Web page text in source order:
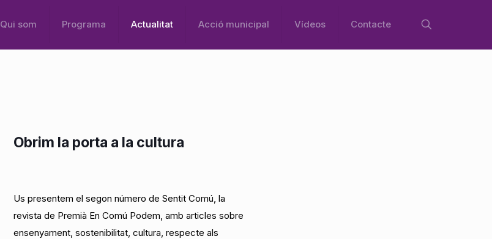
Qui som Programa Actualitat Acció municipal Vídeos Contacte
Obrim la porta a la cultura
Us presentem el segon número de Sentit Comú, la
revista de Premià En Comú Podem, amb articles sobre
ensenyament, sostenibilitat, cultura, respecte als